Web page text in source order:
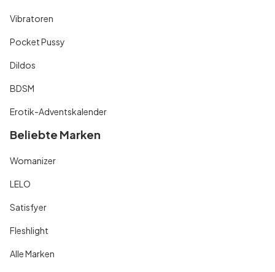
Vibratoren
Pocket Pussy
Dildos
BDSM
Erotik-Adventskalender
Beliebte Marken
Womanizer
LELO
Satisfyer
Fleshlight
Alle Marken